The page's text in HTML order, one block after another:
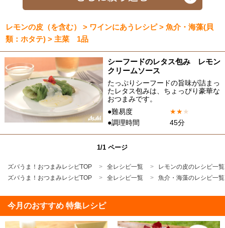
レモンの皮（を含む） > ワインにあうレシピ > 魚介・海藻(貝
類：ホタテ) > 主菜 1品
シーフードのレタス包み レモン
クリームソース
たっぷりシーフードの旨味が詰まっ
たレタス包みは、ちょっぴり豪華な
おつまみです。
●難易度
★★★
●調理時間
45分
1/1 ページ
ズバうま！おつまみレシピTOP 全レシピ一覧
レモンの皮のレシピ一覧
ズバうま！おつまみレシピTOP
全レシピ一覧 魚介・海藻のレシピ一覧
今月のおすすめ 特集レシピ